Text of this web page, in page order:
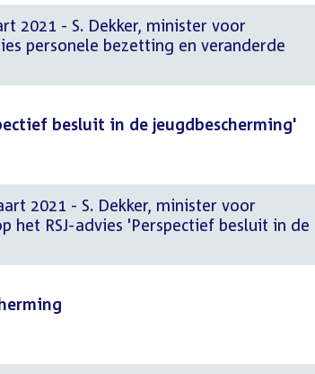
2021 - S. Dekker, minister voor
personele bezetting en veranderde
besluit in de jeugdbescherming'
2021 - S. Dekker, minister voor
het RSJ-advies 'Perspectief besluit in de